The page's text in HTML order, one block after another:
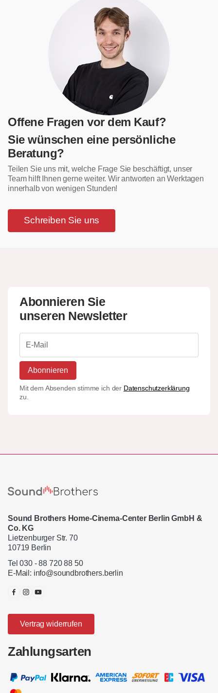
Offene Fragen vor dem Kauf?
Sie wünschen eine persönliche
Beratung?
Teilen Sie uns mit, welche Frage Sie beschäftigt, unser
Team hilft Ihnen gerne weiter. Wir antworten an Werktagen
innerhalb von wenigen Stunden!
Schreiben Sie uns
Abonnieren Sie
unseren Newsletter
Abonnieren
Mit dem Absenden stimme ich der Datenschutzerklärung
zu.
Sound Brothers Home-Cinema-Center Berlin GmbH &
Co. KG
Lietzenburger Str. 70
10719 Berlin
Tel 030 - 88 720 88 50
E-Mail: info@soundbrothers.berlin
Vertrag widerrufen
Zahlungsarten